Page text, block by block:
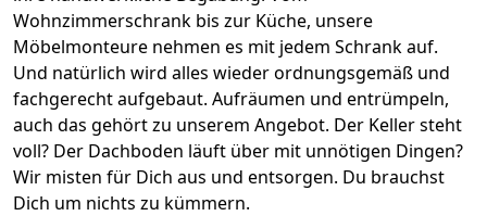
Wohnzimmerschrank bis zur Küche, unsere
Möbelmonteure nehmen es mit jedem Schrank auf.
Und natürlich wird alles wieder ordnungsgemäß und
fachgerecht aufgebaut. Aufräumen und entrümpeln,
auch das gehört zu unserem Angebot. Der Keller steht
voll? Der Dachboden läuft über mit unnötigen Dingen?
Wir misten für Dich aus und entsorgen. Du brauchst
Dich um nichts zu kümmern.